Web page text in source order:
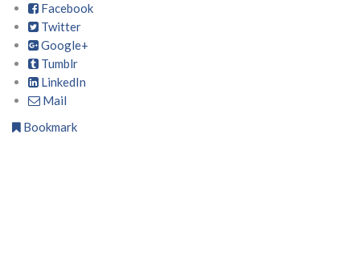
Facebook
Twitter
Google+
Tumblr
LinkedIn
Mail
Bookmark